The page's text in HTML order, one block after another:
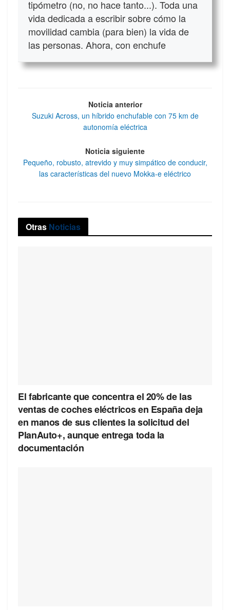
tipómetro (no, no hace tanto...). Toda una
vida dedicada a escribir sobre cómo la
movilidad cambia (para bien) la vida de
las personas. Ahora, con enchufe
Noticia anterior
Suzuki Across, un híbrido enchufable con 75 km de
autonomía eléctrica
Noticia siguiente
Pequeño, robusto, atrevido y muy simpático de conducir,
las características del nuevo Mokka-e eléctrico
Otras Noticias
El fabricante que concentra el 20% de las
ventas de coches eléctricos en España deja
en manos de sus clientes la solicitud del
PlanAuto+, aunque entrega toda la
documentación